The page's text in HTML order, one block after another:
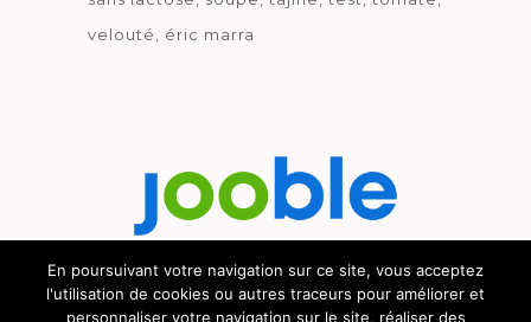
velouté
éric marra
Découvrez le métier de la cuisine.
En poursuivant votre navigation sur ce site, vous acceptez
l'utilisation de cookies ou autres traceurs pour améliorer et
personnaliser votre navigation sur le site, réaliser des